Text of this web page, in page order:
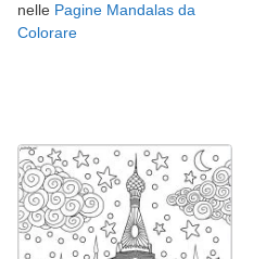
nelle Pagine Mandalas da
Colorare